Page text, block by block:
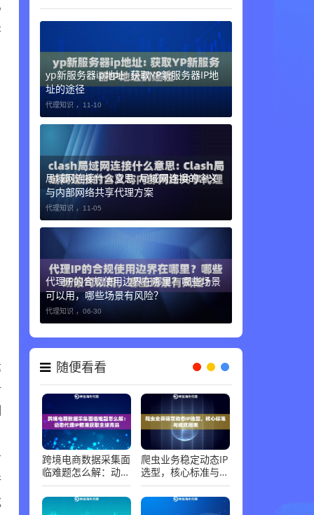
yp新服务器ip地址: 获取YP新服务器IP地
址的途径
代理知识 ， 11-10
局域网连接什么意思: 局域网连接的含义
与内部网络共享代理方案
代理知识 ， 11-05
代理IP的合规使用边界在哪里？哪些场景
可以用，哪些场景有风险？
代理知识 ， 06-30
随便看看
跨境电商数据采集面
临难题怎么解：动态
代理IP精准获取全球
竞品
爬虫业务稳定动态IP
选型，核心标准与避
坑指南